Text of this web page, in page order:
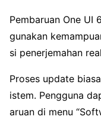
Pembaruan One UI
gunakan
si penerjemahan
Proses update
istem. Pengguna
aruan di menu